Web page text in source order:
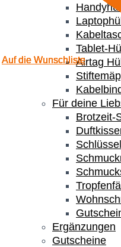
Tablet-
Airtag
Für deine
Brotzeit-
Ergänzungen
Gutscheine
Auf die Wunschliste
Auf die Wunschliste
Auf die Wunschliste
Auf die Wunschliste